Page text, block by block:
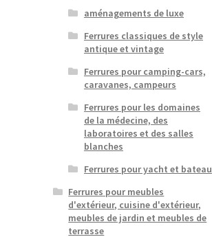
aménagements de luxe
Ferrures classiques de style
antique et vintage
Ferrures pour camping-cars,
caravanes, campeurs
Ferrures pour les domaines
de la médecine, des
laboratoires et des salles
blanches
Ferrures pour yacht et bateau
Ferrures pour meubles
d'extérieur, cuisine d'extérieur,
meubles de jardin et meubles de
terrasse